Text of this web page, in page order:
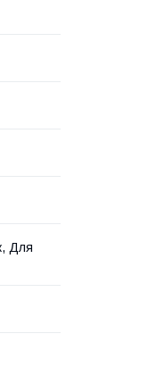
Для